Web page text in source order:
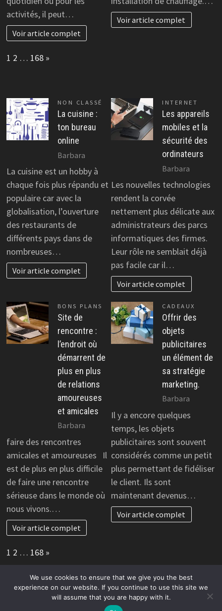
activités, il peut…
Voir article complet
Voir article complet
Page:
1 2 … 168 Next
»
NON CLASSÉ
La cuisine :
ton bureau
online
Barbara
La cuisine est un hobby à
chaque fois plus répandu et
populaire car avec la
globalisation, l’ouverture
des restaurants de
différents pays dans de
nombreuses…
Voir article complet
INTERNET
Les appareils
mobiles et la
sécurité des
ordinateurs
Barbara
Les nouvelles technologies
rendent la corvée
nettement plus délicate aux
administrateurs des parcs
informatiques des firmes.
Leur rôle ne semblait déjà
pas facile car il…
Voir article complet
BONS PLANS
Site de
rencontre :
l’endroit où
démarrent de
plus en plus
de relations
amoureuses
et amicales
Barbara
faire des rencontres
amicales et amoureuses Il
est de plus en plus difficile
de faire une rencontre
sérieuse dans le monde où
nous vivons.…
Voir article complet
CADEAUX
Offrir des
objets
publicitaires
un élément de
sa stratégie
marketing.
Barbara
Il y a encore quelques
temps, les objets
publicitaires sont souvent
considérés comme un petit
plus permettant de fidéliser
le client. Ils sont
maintenant devenus…
Voir article complet
Page:
1 2 … 168 Next
»
Copyright © 2026Avantages et promotion pour commerces
We use cookies to ensure that we give you the best
experience on our website. If you continue to use this site we
will assume that you are happy with it.